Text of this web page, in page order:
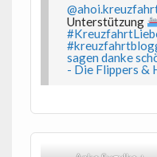
Unterstützung
sagen danke
- Die Flippers &